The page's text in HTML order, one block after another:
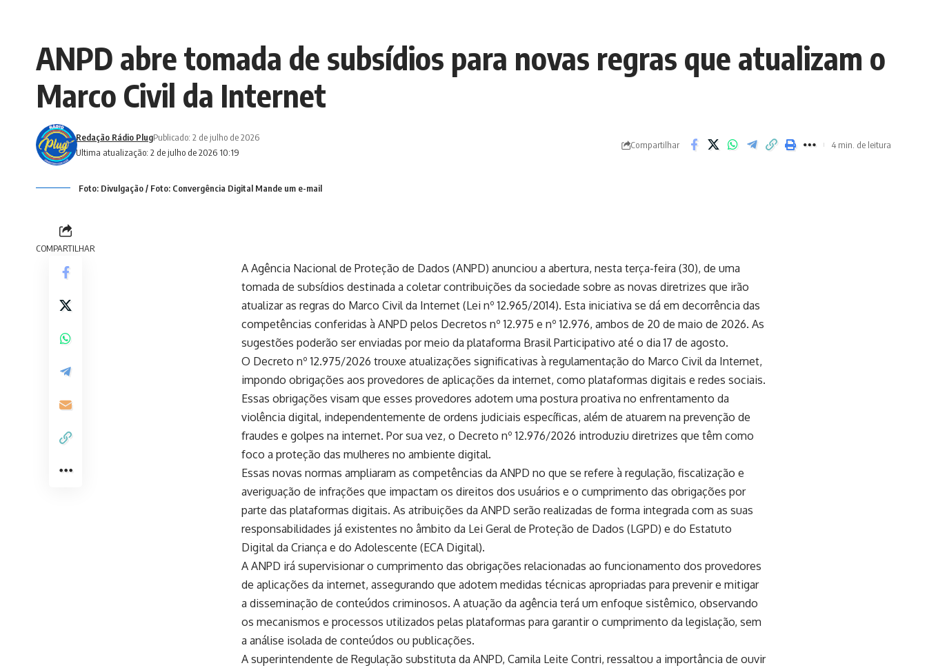
ANPD abre tomada de subsídios para novas regras que atualizam o
Marco Civil da Internet
Ultima atualização: 2 de julho de 2026 10:19
Redação Rádio PlugPublicado: 2 de julho de 2026
Compartilhar 4 min. de leitura
Foto: Divulgação / Foto: Convergência Digital Mande um e-mail
COMPARTILHAR
A Agência Nacional de Proteção de Dados (ANPD) anunciou a abertura, nesta terça-feira (30), de uma
tomada de subsídios destinada a coletar contribuições da sociedade sobre as novas diretrizes que irão
atualizar as regras do Marco Civil da Internet (Lei nº 12.965/2014). Esta iniciativa se dá em decorrência das
competências conferidas à ANPD pelos Decretos nº 12.975 e nº 12.976, ambos de 20 de maio de 2026. As
sugestões poderão ser enviadas por meio da plataforma Brasil Participativo até o dia 17 de agosto.
O Decreto nº 12.975/2026 trouxe atualizações significativas à regulamentação do Marco Civil da Internet,
impondo obrigações aos provedores de aplicações da internet, como plataformas digitais e redes sociais.
Essas obrigações visam que esses provedores adotem uma postura proativa no enfrentamento da
violência digital, independentemente de ordens judiciais específicas, além de atuarem na prevenção de
fraudes e golpes na internet. Por sua vez, o Decreto nº 12.976/2026 introduziu diretrizes que têm como
foco a proteção das mulheres no ambiente digital.
Essas novas normas ampliaram as competências da ANPD no que se refere à regulação, fiscalização e
averiguação de infrações que impactam os direitos dos usuários e o cumprimento das obrigações por
parte das plataformas digitais. As atribuições da ANPD serão realizadas de forma integrada com as suas
responsabilidades já existentes no âmbito da Lei Geral de Proteção de Dados (LGPD) e do Estatuto
Digital da Criança e do Adolescente (ECA Digital).
A ANPD irá supervisionar o cumprimento das obrigações relacionadas ao funcionamento dos provedores
de aplicações da internet, assegurando que adotem medidas técnicas apropriadas para prevenir e mitigar
a disseminação de conteúdos criminosos. A atuação da agência terá um enfoque sistêmico, observando
os mecanismos e processos utilizados pelas plataformas para garantir o cumprimento da legislação, sem
a análise isolada de conteúdos ou publicações.
A superintendente de Regulação substituta da ANPD, Camila Leite Contri, ressaltou a importância de ouvir